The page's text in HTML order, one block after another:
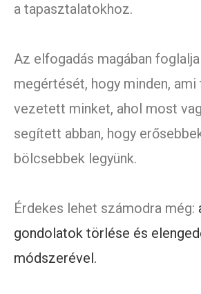
a tapasztalatokhoz.
Az elfogadás magában foglalja
megértését, hogy minden,
vezetett minket, ahol most
segített abban, hogy
bölcsebbek legyünk.
Érdekes lehet számodra még:
gondolatok törlése és
módszerével.